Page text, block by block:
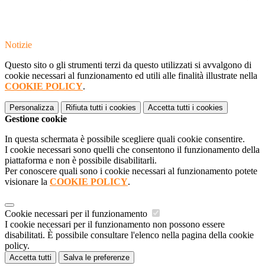
Notizie
Questo sito o gli strumenti terzi da questo utilizzati si avvalgono di
cookie necessari al funzionamento ed utili alle finalità illustrate nella
COOKIE POLICY.
Personalizza Rifiuta tutti i cookies Accetta tutti i cookies
Gestione cookie
In questa schermata è possibile scegliere quali cookie consentire.
I cookie necessari sono quelli che consentono il funzionamento della
piattaforma e non è possibile disabilitarli.
Per conoscere quali sono i cookie necessari al funzionamento potete
visionare la COOKIE POLICY.
Cookie necessari per il funzionamento
I cookie necessari per il funzionamento non possono essere
disabilitati. È possibile consultare l'elenco nella pagina della cookie
policy.
Accetta tutti Salva le preferenze